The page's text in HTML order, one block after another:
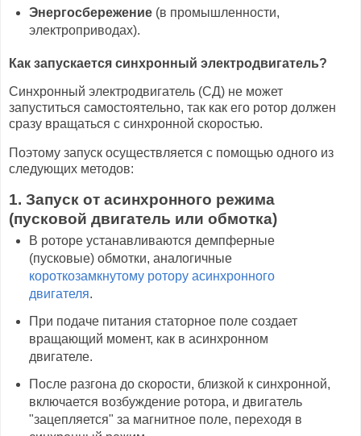
Энергосбережение(в промышленности,
электроприводах).
Как запускается синхронный электродвигатель?
Синхронный электродвигатель (СД) не может
запуститься самостоятельно, так как его ротор должен
сразу вращаться с синхронной скоростью.
Поэтому запуск осуществляется с помощью одного из
следующих методов:
1. Запуск от асинхронного режима
(пусковой двигатель или обмотка)
В роторе устанавливаются демпферные
(пусковые) обмотки, аналогичные
короткозамкнутому ротору асинхронного
двигателя.
При подаче питания статорное поле создает
вращающий момент, как в асинхронном
двигателе.
После разгона до скорости, близкой к синхронной,
включается возбуждение ротора, и двигатель
"зацепляется" за магнитное поле, переходя в